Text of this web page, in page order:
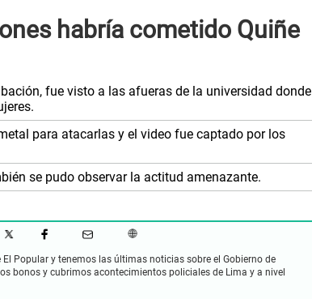
habría cometido Quiñe
fue visto a las afueras de la universidad donde
para atacarlas y el video fue captado por los
se pudo observar la actitud amenazante.
Popular y tenemos las últimas noticias sobre el Gobierno de
bonos y cubrimos acontecimientos policiales de Lima y a nivel